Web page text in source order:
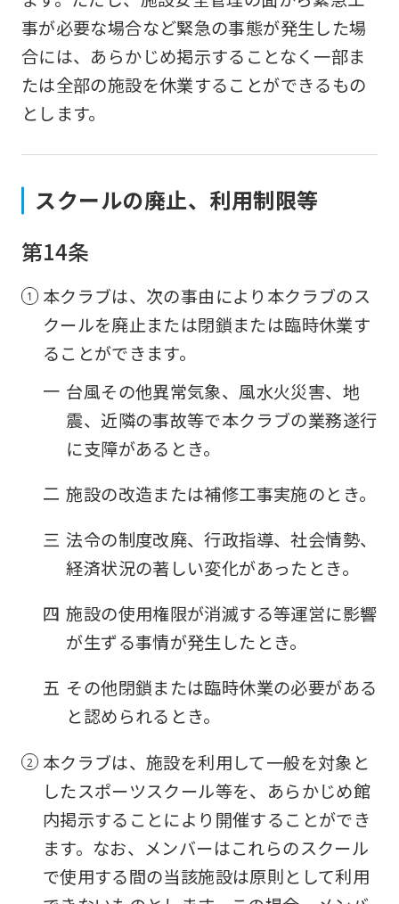
事が必要な場合など緊急の事態が発生した場
合には、あらかじめ掲示することなく一部ま
たは全部の施設を休業することができるもの
とします。
スクールの廃止、利用制限等
第14条
本クラブは、次の事由により本クラブのス
クールを廃止または閉鎖または臨時休業す
ることができます。
一 台風その他異常気象、風水火災害、地
震、近隣の事故等で本クラブの業務遂行
に支障があるとき。
二 施設の改造または補修工事実施のとき。
三 法令の制度改廃、行政指導、社会情勢、
経済状況の著しい変化があったとき。
四 施設の使用権限が消滅する等運営に影響
が生ずる事情が発生したとき。
五 その他閉鎖または臨時休業の必要がある
と認められるとき。
本クラブは、施設を利用して一般を対象と
したスポーツスクール等を、あらかじめ館
内掲示することにより開催することができ
ます。なお、メンバーはこれらのスクール
で使用する間の当該施設は原則として利用
not
be
an
translation
from
the
We
ask
that
you
understand
this
before
using
service.